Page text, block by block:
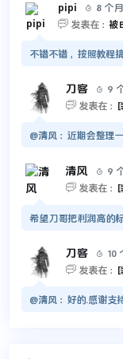
pipi 
8 个
 发表在： 被
不错不错，按照教程
刀客 
9
 发表在：
@清风：近期会整理
清风 
9
 发表在：
希望刀哥把利润高的
刀客 
10
 发表在：
@清风：好的.感谢支